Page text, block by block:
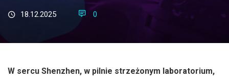
18.12.2025 0
W sercu Shenzhen, w pilnie strzeżonym laboratorium,